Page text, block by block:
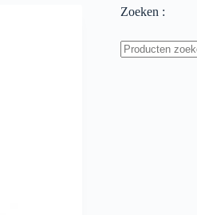
Zoeken :
naar: